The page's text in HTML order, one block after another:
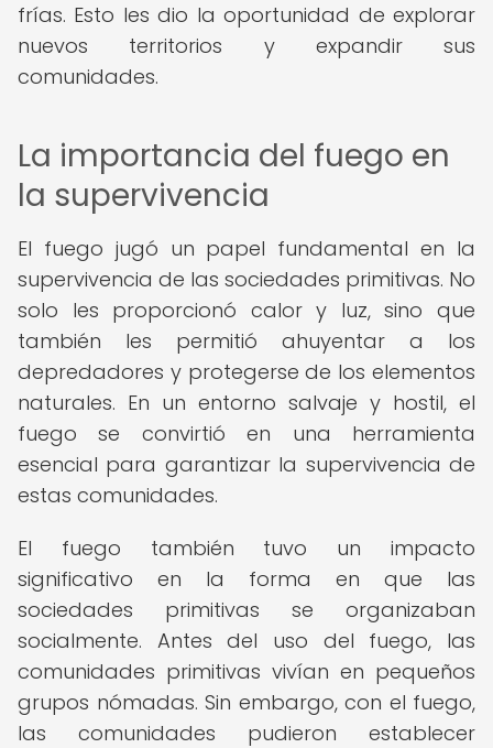
frías. Esto les dio la oportunidad de explorar
nuevos territorios y expandir sus
comunidades.
La importancia del fuego en
la supervivencia
El fuego jugó un papel fundamental en la
supervivencia de las sociedades primitivas. No
solo les proporcionó calor y luz, sino que
también les permitió ahuyentar a los
depredadores y protegerse de los elementos
naturales. En un entorno salvaje y hostil, el
fuego se convirtió en una herramienta
esencial para garantizar la supervivencia de
estas comunidades.
El fuego también tuvo un impacto
significativo en la forma en que las
sociedades primitivas se organizaban
socialmente. Antes del uso del fuego, las
comunidades primitivas vivían en pequeños
grupos nómadas. Sin embargo, con el fuego,
las comunidades pudieron establecer